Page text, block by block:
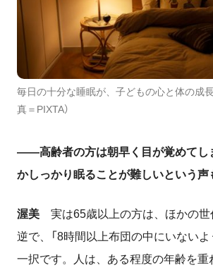
毎日の十分な睡眠が、子どもの心と体の成
真＝PIXTA）
――高齢者の方は朝早く目が覚めてし
かしっかり眠ることが難しいという声
渥美 実は65歳以上の方は、ほかの世
逆で、「 8時間以上布団の中にいないよ
一択です。人は、ある程度の年齢を重